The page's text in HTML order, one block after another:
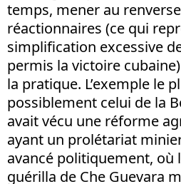
temps, mener au
réactionnaires (ce qui
simplification excessive
permis la victoire
la pratique. L’exemple le
possiblement celui de la
avait vécu une réforme
ayant un prolétariat
avancé politiquement, où
guérilla de Che Guevara